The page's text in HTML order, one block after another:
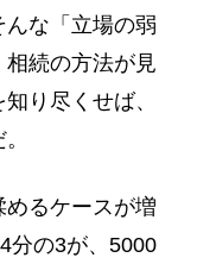
な「立場の弱
続の方法が見
り尽くせば、
るケースが増
分の3が、5000